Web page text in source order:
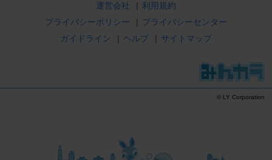
運営会社 | 利用規約
プライバシーポリシー
| プライバシーセンター
ガイドライン
| ヘルプ | サイトマップ
© LY Corporation